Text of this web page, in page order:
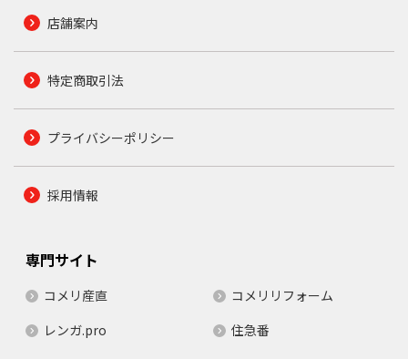
店舗案内
特定商取引法
プライバシーポリシー
採用情報
専門サイト
コメリ産直
コメリリフォーム
レンガ.pro
住急番